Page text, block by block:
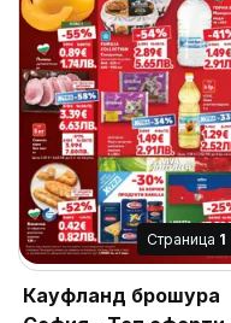
Cтраница 1
Кауфланд брошура